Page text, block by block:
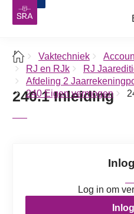
Vaktechniek
RJ en RJk
RJ
Afdeling 2
240 Eigen vermogen
240.1 Inleiding
Log in om